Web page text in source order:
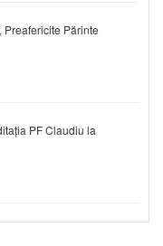
Părinte
PF Claudiu la